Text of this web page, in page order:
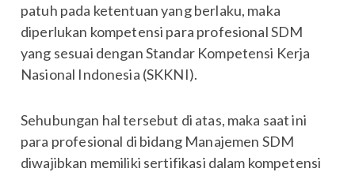
patuh pada ketentuan yang berlaku, maka
diperlukan kompetensi para profesional SDM
yang sesuai dengan Standar Kompetensi Kerja
Nasional Indonesia (SKKNI).
Sehubungan hal tersebut di atas, maka saat ini
para profesional di bidang Manajemen SDM
diwajibkan memiliki sertifikasi dalam kompetensi